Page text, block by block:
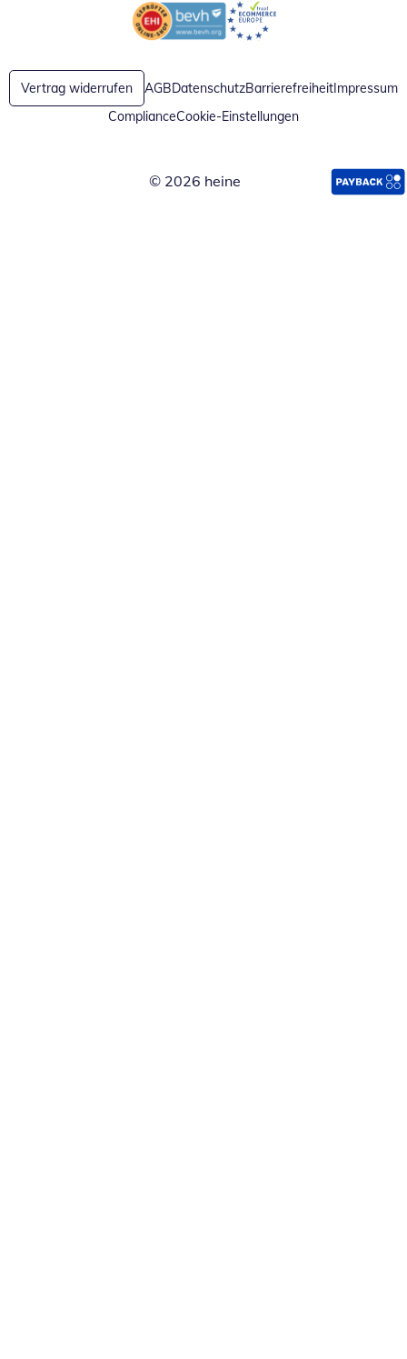
Öffnet in neuem FensterÖffnet in neuem Fenster
Vertrag widerrufen AGBDatenschutzBarrierefreiheitImpressum
ComplianceCookie-Einstellungen
© 2026 heine